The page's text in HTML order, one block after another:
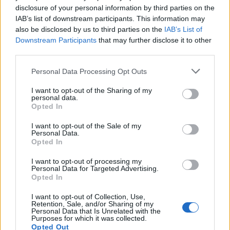
disclosure of your personal information by third parties on the
IAB’s list of downstream participants. This information may
also be disclosed by us to third parties on the IAB’s List of
Downstream Participants that may further disclose it to other
Personal Data Processing Opt Outs
I want to opt-out of the Sharing of my
personal data.
Opted In
I want to opt-out of the Sale of my
Personal Data.
Opted In
I want to opt-out of processing my
Personal Data for Targeted Advertising.
Opted In
I want to opt-out of Collection, Use,
Retention, Sale, and/or Sharing of my
Personal Data that Is Unrelated with the
Purposes for which it was collected.
Opted Out
Pide tu muestra gratuita, seleccionando el
producto que deseas. En el caso de la ropa
interior debes elegir una talla. Luego pulsa el
botón"seleccionar".
Rellena el formulario de registro,
suministrando los datos personales solicitados
para la entrega de la muestra gratuita.
Marca las casillas de aceptación de Información
Promocional y Política de Privacidad.
Pulsa el botón"pedir muestra"
Debido a la popularidad del pack de muestra,
solo se podrá enviar una muestra por persona